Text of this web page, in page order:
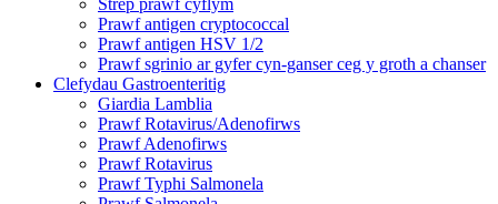
Prawf antigen cryptococcal
Prawf antigen HSV 1/2
Prawf sgrinio ar gyfer cyn-ganser ceg y groth a chanser
Clefydau Gastroenteritig
Giardia Lamblia
Prawf Rotavirus/Adenofirws
Prawf Adenofirws
Prawf Rotavirus
Prawf Typhi Salmonela